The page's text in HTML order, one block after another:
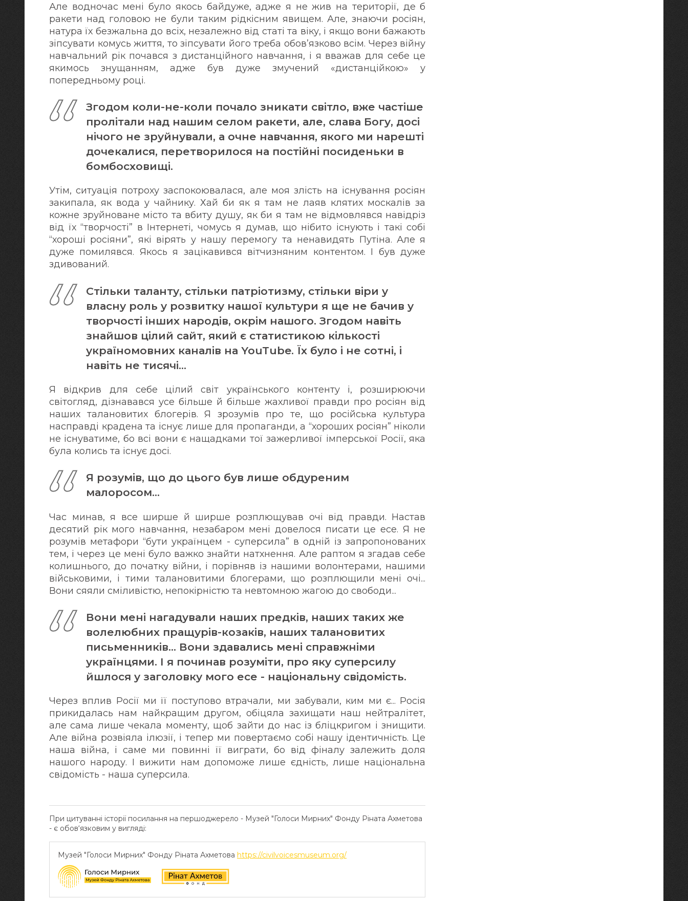
Але водночас мені було якось байдуже, адже я не жив на території, де б
ракети над головою не були таким рідкісним явищем. Але, знаючи росіян,
натура їх безжальна до всіх, незалежно від статі та віку, і якщо вони бажають
зіпсувати комусь життя, то зіпсувати його треба обов’язково всім. Через війну
навчальний рік почався з дистанційного навчання, і я вважав для себе це
якимось знущанням, адже був дуже змучений «дистанційкою» у
попередньому році.
Згодом коли-не-коли почало зникати світло, вже частіше
пролітали над нашим селом ракети, але, слава Богу, досі
нічого не зруйнували, а очне навчання, якого ми нарешті
дочекалися, перетворилося на постійні посиденьки в
бомбосховищі.
Утім, ситуація потроху заспокоювалася, але моя злість на існування росіян
закипала, як вода у чайнику. Хай би як я там не лаяв клятих москалів за
кожне зруйноване місто та вбиту душу, як би я там не відмовлявся навідріз
від їх “творчості” в Інтернеті, чомусь я думав, що нібито існують і такі собі
“хороші росіяни”, які вірять у нашу перемогу та ненавидять Путіна. Але я
дуже помилявся. Якось я зацікавився вітчизняним контентом. І був дуже
здивований.
Стільки таланту, стільки патріотизму, стільки віри у
власну роль у розвитку нашої культури я ще не бачив у
творчості інших народів, окрім нашого. Згодом навіть
знайшов цілий сайт, який є статистикою кількості
україномовних каналів на YouTube. Їх було і не сотні, і
навіть не тисячі...
Я відкрив для себе цілий світ українського контенту і, розширюючи
світогляд, дізнавався усе більше й більше жахливої правди про росіян від
наших талановитих блогерів. Я зрозумів про те, що російська культура
насправді крадена та існує лише для пропаганди, а “хороших росіян” ніколи
не існуватиме, бо всі вони є нащадками тої зажерливої імперської Росії, яка
була колись та існує досі.
Я розумів, що до цього був лише обдуреним
малоросом...
Час минав, я все ширше й ширше розплющував очі від правди. Настав
десятий рік мого навчання, незабаром мені довелося писати це есе. Я не
розумів метафори “бути українцем - суперсила” в одній із запропонованих
тем, і через це мені було важко знайти натхнення. Але раптом я згадав себе
колишнього, до початку війни, і порівняв із нашими волонтерами, нашими
військовими, і тими талановитими блогерами, що розплющили мені очі...
Вони сяяли сміливістю, непокірністю та невтомною жагою до свободи...
Вони мені нагадували наших предків, наших таких же
волелюбних пращурів-козаків, наших талановитих
письменників... Вони здавались мені справжніми
українцями. І я починав розуміти, про яку суперсилу
йшлося у заголовку мого есе - національну свідомість.
Через вплив Росії ми її поступово втрачали, ми забували, ким ми є... Росія
прикидалась нам найкращим другом, обіцяла захищати наш нейтралітет,
але сама лише чекала моменту, щоб зайти до нас із бліцкригом і знищити.
Але війна розвіяла ілюзії, і тепер ми повертаємо собі нашу ідентичність. Це
наша війна, і саме ми повинні її виграти, бо від фіналу залежить доля
нашого народу. І вижити нам допоможе лише єдність, лише національна
свідомість - наша суперсила.
При цитуванні історії посилання на першоджерело - Музей "Голоси Мирних" Фонду Ріната Ахметова
- є обов‘язковим у вигляді:
Музей "Голоси Мирних" Фонду Ріната Ахметова https://civilvoicesmuseum.org/